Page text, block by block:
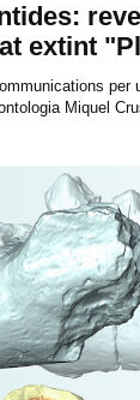
extint
per
Miquel